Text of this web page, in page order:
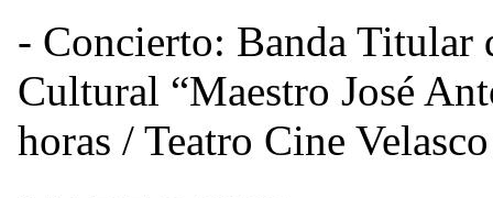
- Concierto: Banda Titular
Cultural “Maestro José
horas / Teatro Cine Velasco